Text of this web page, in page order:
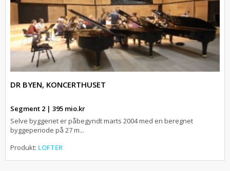
DR BYEN, KONCERTHUSET
Segment 2 | 395 mio.kr
Selve byggeriet er påbegyndt marts 2004 med en beregnet
byggeperiode på 27 m...
Produkt: LOFTER